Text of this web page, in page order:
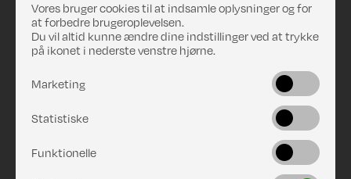
Vores bruger cookies til at indsamle oplysninger og for
at forbedre brugeroplevelsen.
Du vil altid kunne ændre dine indstillinger ved at trykke
på ikonet i nederste venstre hjørne.
Marketing
Statistiske
Funktionelle